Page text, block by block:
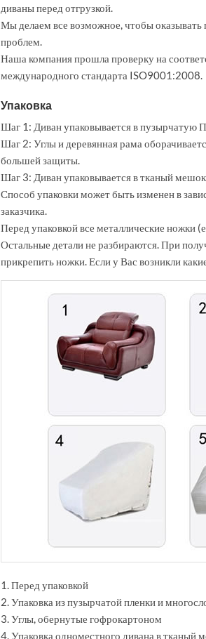
диваны перед отгрузкой.
Мы делаем все возможное, чтобы
проблем.
Наша компания прошла проверку на
международного стандарта ISO9001:2008.
Упаковка
Шаг 1: Диван упаковывается в пузырчатую
Шаг 2: Углы и деревянная рама
большей защиты.
Шаг 3: Диван упаковывается в тканый
Способ упаковки может быть изменен в
заказчика.
Перед упаковкой все металлические ножки
Остальные детали не разбираются. При
прикрепить ножки. Если у Вас возникли
1. Перед упаковкой
2. Упаковка из пузырчатой пленки и
3. Углы, обернутые гофрокартоном
4. Упаковка одноместного дивана в тканый